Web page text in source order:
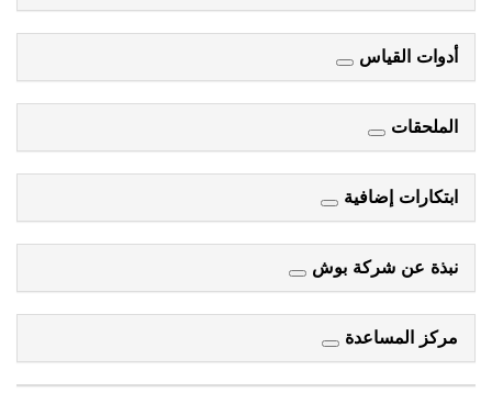
أدوات القياس
الملحقات
ابتكارات إضافية
نبذة عن شركة بوش
مركز المساعدة